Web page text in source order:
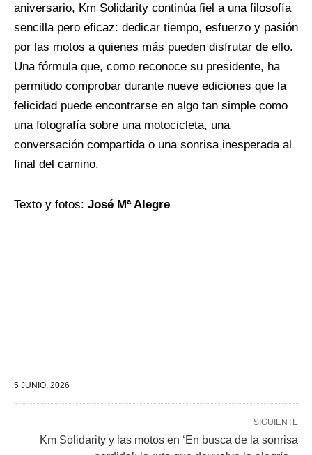
aniversario, Km Solidarity continúa fiel a una filosofía
sencilla pero eficaz: dedicar tiempo, esfuerzo y pasión
por las motos a quienes más pueden disfrutar de ello.
Una fórmula que, como reconoce su presidente, ha
permitido comprobar durante nueve ediciones que la
felicidad puede encontrarse en algo tan simple como
una fotografía sobre una motocicleta, una
conversación compartida o una sonrisa inesperada al
final del camino.
Texto y fotos: José Mª Alegre
5 JUNIO, 2026
SIGUIENTE
Km Solidarity y las motos en ‘En busca de la sonrisa